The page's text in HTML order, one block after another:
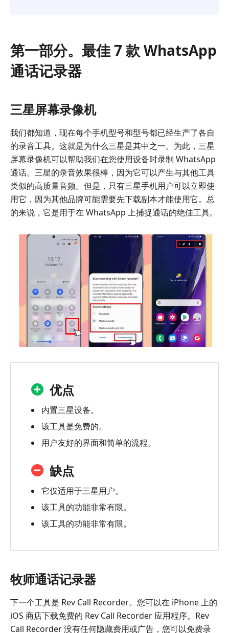
第一部分。最佳 7 款 WhatsApp
通话记录器
三星屏幕录像机
我们都知道，现在每个手机型号和型号都已经生产了各自
的录音工具。这就是为什么三星是其中之一。为此，三星
屏幕录像机可以帮助我们在您使用设备时录制 WhatsApp
通话。三星的录音效果很棒，因为它可以产生与其他工具
类似的高质量音频。但是，只有三星手机用户可以立即使
用它，因为其他品牌可能需要先下载副本才能使用它。总
的来说，它是用于在 WhatsApp 上捕捉通话的绝佳工具。
优点
内置三星设备。
该工具是免费的。
用户友好的界面和简单的流程。
缺点
它仅适用于三星用户。
该工具的功能非常有限。
该工具的功能非常有限。
牧师通话记录器
下一个工具是 Rev Call Recorder。您可以在 iPhone 上的
iOS 商店下载免费的 Rev Call Recorder 应用程序。Rev
Call Recorder 没有任何隐藏费用或广告，您可以免费录